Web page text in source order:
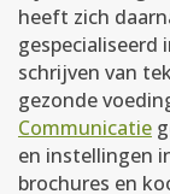
heeft zich
schrijven van
gezonde
Communicatie
en instellingen
brochures en